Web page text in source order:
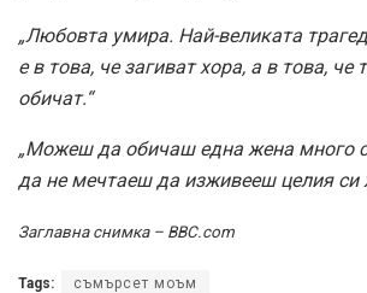
„Любовта умира. Най-великата
е в това, че загиват хора, а в това, че
обичат.“
„Можеш да обичаш една жена много
да не мечтаеш да изживееш целия си
Заглавна снимка – BBC.com
Tags: съмърсет моъм